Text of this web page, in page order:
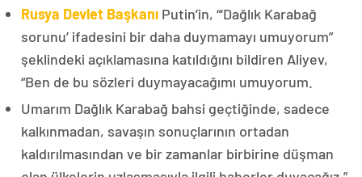
Rusya Devlet Başkanı Putin’in, “‘Dağlık Karabağ
sorunu’ ifadesini bir daha duymamayı umuyorum”
şeklindeki açıklamasına katıldığını bildiren Aliyev,
“Ben de bu sözleri duymayacağımı umuyorum.
Umarım Dağlık Karabağ bahsi geçtiğinde, sadece
kalkınmadan, savaşın sonuçlarının ortadan
kaldırılmasından ve bir zamanlar birbirine düşman